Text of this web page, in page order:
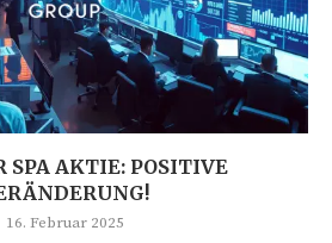
SPA AKTIE: POSITIVE
16. Februar 2025